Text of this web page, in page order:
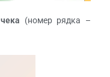
(номер рядка –